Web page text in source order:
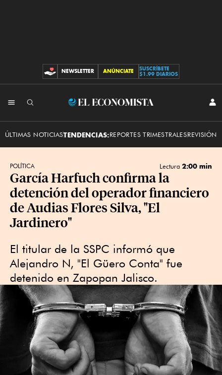
CONTRIBUCIONES
NEWSLETTER ANÚNCIATE
SUSCRÍBETE
$1.99 DIARIOS
El
ÚLTIMAS NOTICIASTENDENCIAS:REPORTES TRIMESTRALESREVISIÓN
POLÍTICA Lectura 2:00 min
García Harfuch confirma la
detención del operador financiero
de Audias Flores Silva, "El
Jardinero"
El titular de la SSPC informó que
Alejandro N, "El Güero Conta" fue
detenido en Zapopan Jalisco.